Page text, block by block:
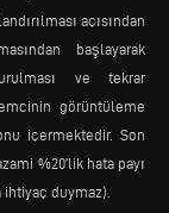
açısından
başlayarak
ve tekrar
görüntüleme
içermektedir. Son
%20’lik hata payı
duymaz).